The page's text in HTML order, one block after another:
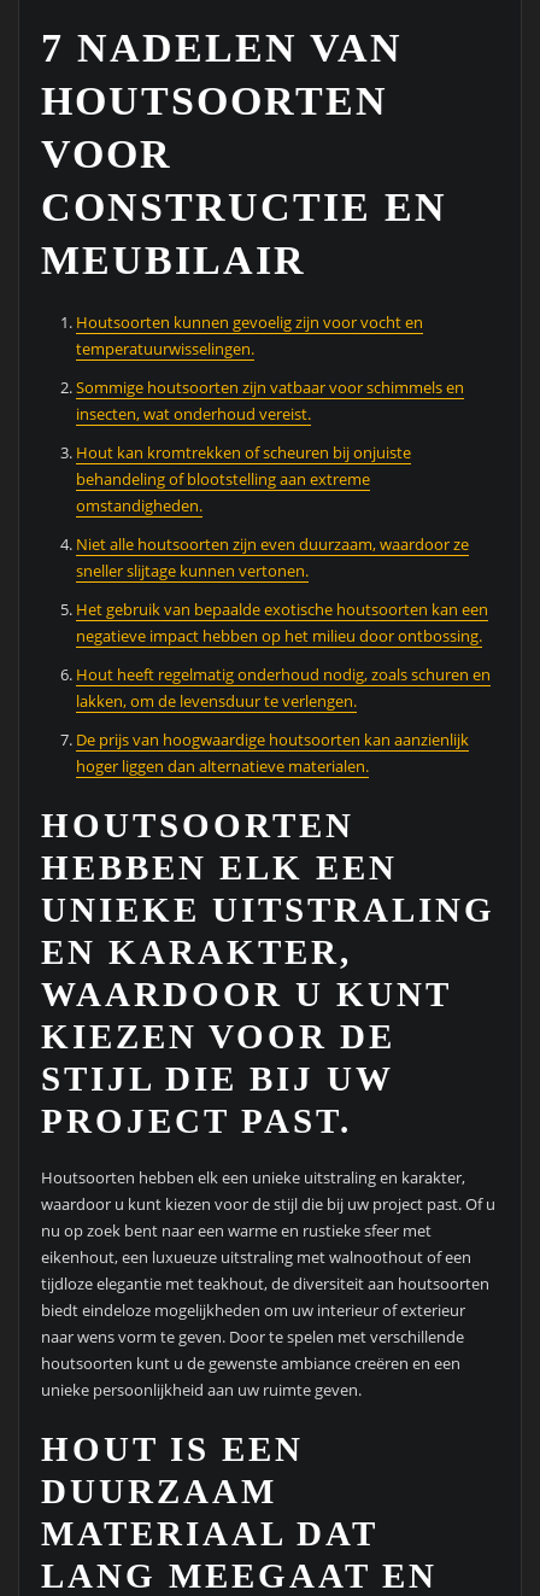
7 NADELEN VAN
HOUTSOORTEN
VOOR
CONSTRUCTIE EN
MEUBILAIR
Houtsoorten kunnen gevoelig zijn voor vocht en
temperatuurwisselingen.
Sommige houtsoorten zijn vatbaar voor schimmels en
insecten, wat onderhoud vereist.
Hout kan kromtrekken of scheuren bij onjuiste
behandeling of blootstelling aan extreme
omstandigheden.
Niet alle houtsoorten zijn even duurzaam, waardoor ze
sneller slijtage kunnen vertonen.
Het gebruik van bepaalde exotische houtsoorten kan een
negatieve impact hebben op het milieu door ontbossing.
Hout heeft regelmatig onderhoud nodig, zoals schuren en
lakken, om de levensduur te verlengen.
De prijs van hoogwaardige houtsoorten kan aanzienlijk
hoger liggen dan alternatieve materialen.
HOUTSOORTEN
HEBBEN ELK EEN
UNIEKE UITSTRALING
EN KARAKTER,
WAARDOOR U KUNT
KIEZEN VOOR DE
STIJL DIE BIJ UW
PROJECT PAST.
Houtsoorten hebben elk een unieke uitstraling en karakter,
waardoor u kunt kiezen voor de stijl die bij uw project past. Of u
nu op zoek bent naar een warme en rustieke sfeer met
eikenhout, een luxueuze uitstraling met walnoothout of een
tijdloze elegantie met teakhout, de diversiteit aan houtsoorten
biedt eindeloze mogelijkheden om uw interieur of exterieur
naar wens vorm te geven. Door te spelen met verschillende
houtsoorten kunt u de gewenste ambiance creëren en een
unieke persoonlijkheid aan uw ruimte geven.
HOUT IS EEN
DUURZAAM
MATERIAAL DAT
LANG MEEGAAT EN